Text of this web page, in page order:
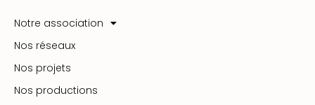
Notre association
Nos réseaux
Nos projets
Nos productions